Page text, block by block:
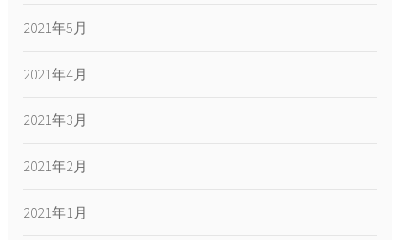
2021年5月
2021年4月
2021年3月
2021年2月
2021年1月